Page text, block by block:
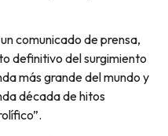
comunicado de prensa,
definitivo del surgimiento
más grande del mundo y
década de hitos